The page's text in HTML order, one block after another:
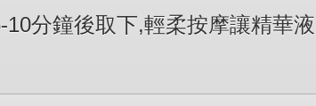
分鐘後取下,輕柔按摩讓精華液